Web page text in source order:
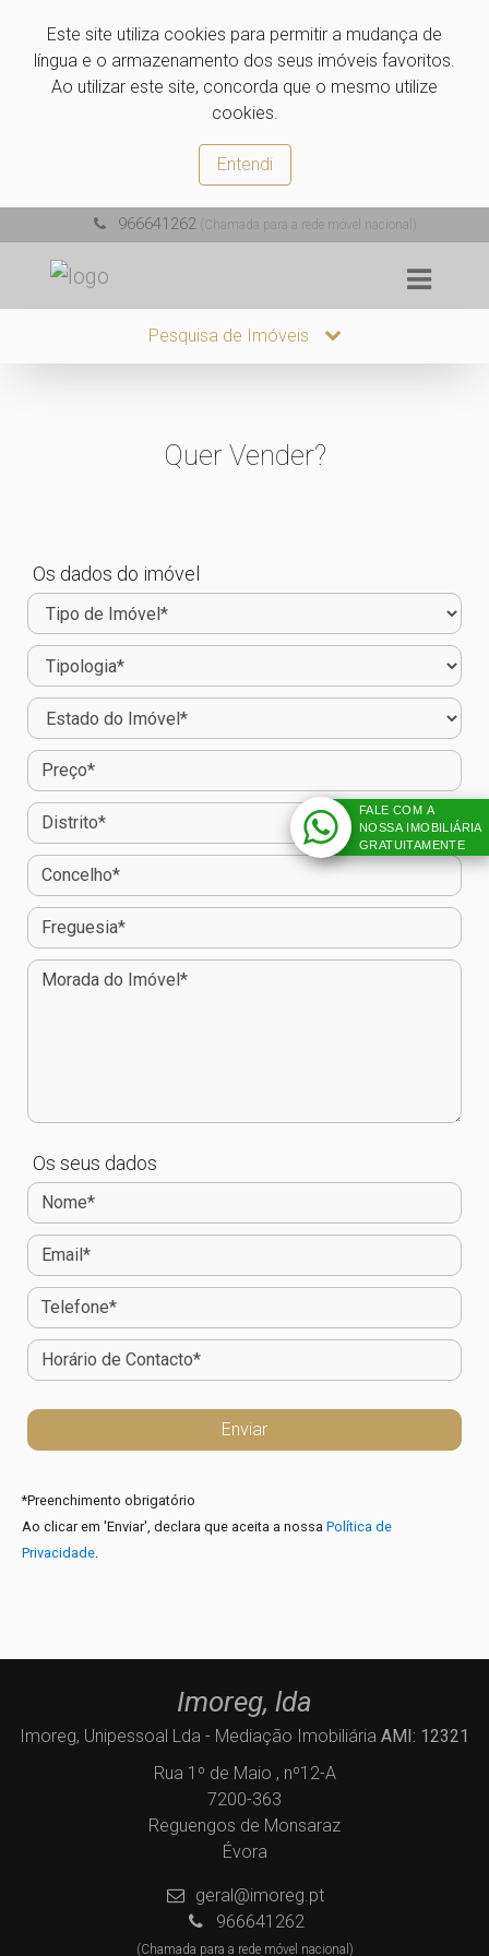
Este site utiliza cookies para permitir a mudança de
língua e o armazenamento dos seus imóveis favoritos.
Ao utilizar este site, concorda que o mesmo utilize
cookies.
Entendi
966641262 (Chamada para a rede móvel nacional)
Pesquisa de Imóveis
Quer Vender?
Os dados do imóvel
Os seus dados
*Preenchimento obrigatório
Ao clicar em 'Enviar', declara que aceita a nossa Política de
Privacidade
Imoreg, lda
Imoreg, Unipessoal Lda - Mediação Imobiliária AMI: 12321
Rua 1º de Maio , nº12-A
7200-363
Reguengos de Monsaraz
Évora
geral@imoreg.pt
966641262
(Chamada para a rede móvel nacional)
FALE COM A
NOSSA IMOBILIÁRIA
GRATUITAMENTE